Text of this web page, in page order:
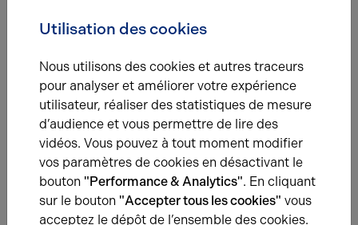
Chez Arthur Loyd Aisne, nous sommes fiers d’accompagner
professionnels.
Utilisation des cookies
Nous utilisons des cookies et autres traceurs
pour analyser et améliorer votre expérience
utilisateur, réaliser des statistiques de mesure
d’audience et vous permettre de lire des
vidéos. Vous pouvez à tout moment modifier
vos paramètres de cookies en désactivant le
bouton "Performance & Analytics". En cliquant
sur le bouton "Accepter tous les cookies" vous
acceptez le dépôt de l’ensemble des cookies.